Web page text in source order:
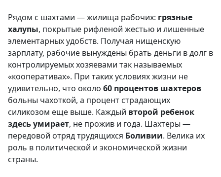
Рядом с шахтами — жилища рабочих: грязные
халупы, покрытые рифленой жестью и лишенные
элементарных удобств. Получая нищенскую
зарплату, рабочие вынуждены брать деньги в долг в
контролируемых хозяевами так называемых
«кооперативах». При таких условиях жизни не
удивительно, что около 60 процентов шахтеров
больны чахоткой, а процент страдающих
силикозом еще выше. Каждый второй ребенок
здесь умирает, не прожив и года. Шахтеры —
передовой отряд трудящихся Боливии. Велика их
роль в политической и экономической жизни
страны.